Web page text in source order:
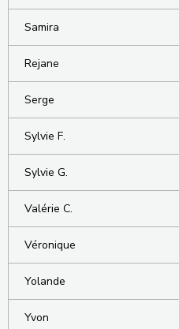
Samira
Rejane
Serge
Sylvie F.
Sylvie G.
Valérie C.
Véronique
Yolande
Yvon